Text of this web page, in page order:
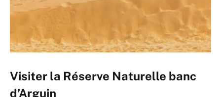
Visiter la Réserve Naturelle banc
d’Arguin